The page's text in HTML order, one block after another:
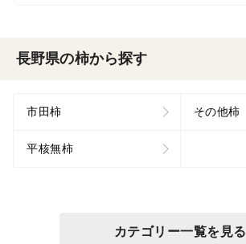
長野県の柿から探す
市田柿 その他柿
平核無柿
カテゴリー一覧を見る